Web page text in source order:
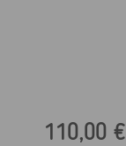
110,00 €